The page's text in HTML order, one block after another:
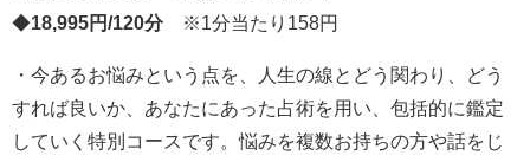
◆18,995円/120分※1分当たり158円
・今あるお悩みという点を、人生の線とどう関わり、どう
すれば良いか、あなたにあった占術を用い、包括的に鑑定
していく特別コースです。悩みを複数お持ちの方や話をじ